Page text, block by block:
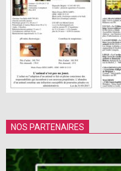
NOS PARTENAIRES